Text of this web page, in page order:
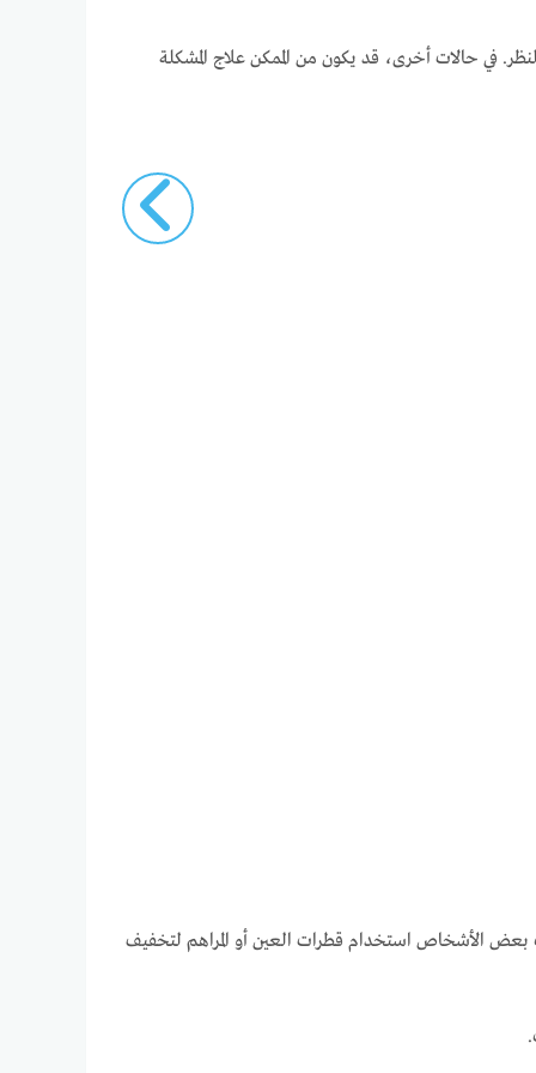
في حالات أخرى، قد يكون من الممكن علاج المشكلة
الأشخاص استخدام قطرات العين أو المراهم لتخفيف